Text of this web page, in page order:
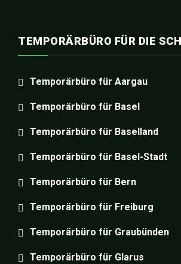
TEMPORÄRBÜRO FÜR DIE
Temporärbüro für Aargau
Temporärbüro für Basel
Temporärbüro für Baselland
Temporärbüro für Basel-Stadt
Temporärbüro für Bern
Temporärbüro für Freiburg
Temporärbüro für Graubünden
Temporärbüro für Glarus